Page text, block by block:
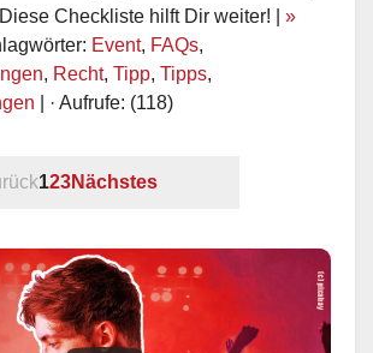
Checkliste hilft Dir weiter! | »
Event, FAQs,
, Recht, Tipp, Tipps,
| · Aufrufe: (118)
123Nächstes